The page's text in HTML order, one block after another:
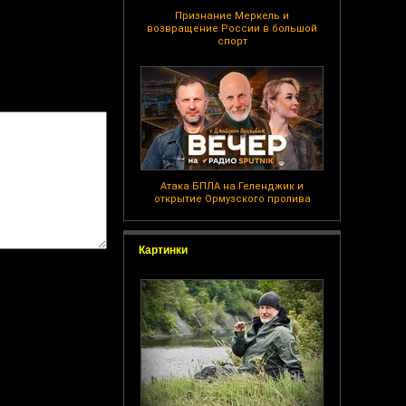
Признание Меркель и
возвращение России в большой
спорт
Атака БПЛА на Геленджик и
открытие Ормузского пролива
Картинки